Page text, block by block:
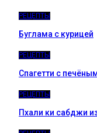
РЕЦЕПТЫ
Буглама с курицей
РЕЦЕПТЫ
Спагетти с
РЕЦЕПТЫ
Пхали ки сабджи